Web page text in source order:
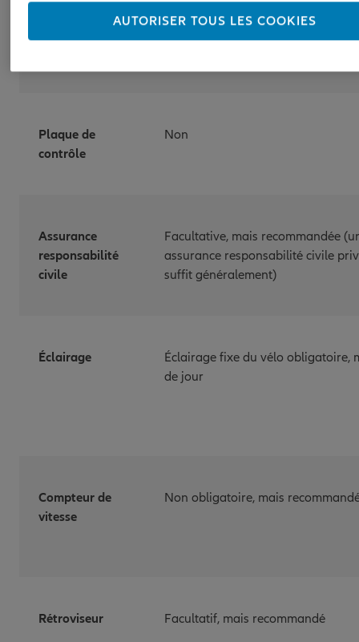
Permis de conduire M
Plaque de
contrôle
Non
Assurance
responsabilité
civile
Facultative, mais recommandée
assurance responsabilité civile
suffit généralement)
Éclairage
Éclairage fixe du vélo obligatoire,
de jour
Compteur de
vitesse
Non obligatoire, mais
Rétroviseur Facultatif, mais recommandé
AUTORISER TOUS LES COOKIES